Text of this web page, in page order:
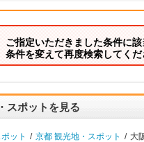
ご指定いただきました条件に
条件を変えて再度検索してくだ
スポットを見る
ット / 京都 観光地・スポット / 大